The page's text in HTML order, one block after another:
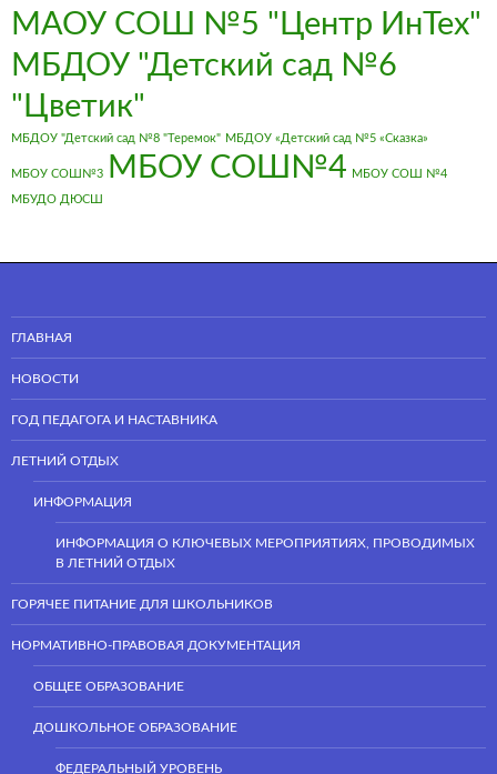
МАОУ СОШ №5 "Центр ИнТех"
МБДОУ "Детский сад №6
"Цветик"
МБДОУ "Детский сад №8 "Теремок" МБДОУ «Детский сад №5 «Сказка»
МБОУ СОШ№3 МБОУ СОШ№4 МБОУ СОШ №4
МБУДО ДЮСШ
ГЛАВНАЯ
НОВОСТИ
ГОД ПЕДАГОГА И НАСТАВНИКА
ЛЕТНИЙ ОТДЫХ
ИНФОРМАЦИЯ
ИНФОРМАЦИЯ О КЛЮЧЕВЫХ МЕРОПРИЯТИЯХ, ПРОВОДИМЫХ
В ЛЕТНИЙ ОТДЫХ
ГОРЯЧЕЕ ПИТАНИЕ ДЛЯ ШКОЛЬНИКОВ
НОРМАТИВНО-ПРАВОВАЯ ДОКУМЕНТАЦИЯ
ОБЩЕЕ ОБРАЗОВАНИЕ
ДОШКОЛЬНОЕ ОБРАЗОВАНИЕ
ФЕДЕРАЛЬНЫЙ УРОВЕНЬ